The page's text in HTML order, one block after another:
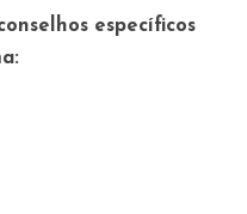
específicos